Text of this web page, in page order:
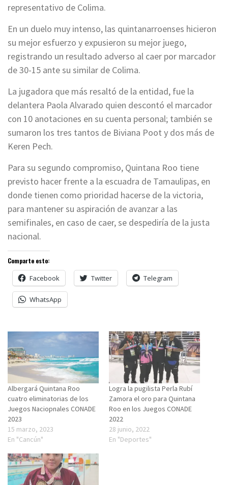
representativo de Colima.
En un duelo muy intenso, las quintanarroenses hicieron
su mejor esfuerzo y expusieron su mejor juego,
registrando un resultado adverso al caer por marcador
de 30-15 ante su similar de Colima.
La jugadora que más resaltó de la entidad, fue la
delantera Paola Alvarado quien descontó el marcador
con 10 anotaciones en su cuenta personal; también se
sumaron los tres tantos de Biviana Poot y dos más de
Keren Pech.
Para su segundo compromiso, Quintana Roo tiene
previsto hacer frente a la escuadra de Tamaulipas, en
donde tienen como prioridad hacerse de la victoria,
para mantener su aspiración de avanzar a las
semifinales, en caso de caer, se despediría de la justa
nacional.
Comparte esto:
Facebook Twitter Telegram
WhatsApp
Albergará Quintana Roo
cuatro eliminatorias de los
Juegos Naciopnales CONADE
2023
15 marzo, 2023
En "Cancún"
Logra la pugilista Perla Rubí
Zamora el oro para Quintana
Roo en los Juegos CONADE
2022
28 junio, 2022
En "Deportes"